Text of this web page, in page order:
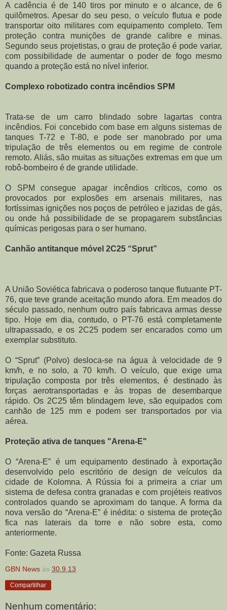
A cadência é de 140 tiros por minuto e o alcance, de 6
quilômetros. Apesar do seu peso, o veículo flutua e pode
transportar oito militares com equipamento completo. Tem
proteção contra munições de grande calibre e minas.
Segundo seus projetistas, o grau de proteção é pode variar,
com possibilidade de aumentar o poder de fogo mesmo
quando a proteção está no nível inferior.
Complexo robotizado contra incêndios SPM
Trata-se de um carro blindado sobre lagartas contra
incêndios. Foi concebido com base em alguns sistemas de
tanques T-72 e T-80, e pode ser manobrado por uma
tripulação de três elementos ou em regime de controle
remoto. Aliás, são muitas as situações extremas em que um
robô-bombeiro é de grande utilidade.
O SPM consegue apagar incêndios críticos, como os
provocados por explosões em arsenais militares, nas
fortíssimas ignições nos poços de petróleo e jazidas de gás,
ou onde há possibilidade de se propagarem substâncias
químicas perigosas para o ser humano.
Canhão antitanque móvel 2C25 “Sprut”
A União Soviética fabricava o poderoso tanque flutuante PT-
76, que teve grande aceitação mundo afora. Em meados do
século passado, nenhum outro país fabricava armas desse
tipo. Hoje em dia, contudo, o PT-76 está completamente
ultrapassado, e os 2C25 podem ser encarados como um
exemplar substituto.
O “Sprut” (Polvo) desloca-se na água à velocidade de 9
km/h, e no solo, a 70 km/h. O veículo, que exige uma
tripulação composta por três elementos, é destinado às
forças aerotransportadas e às tropas de desembarque
rápido. Os 2C25 têm blindagem leve, são equipados com
canhão de 125 mm e podem ser transportados por via
aérea.
Proteção ativa de tanques "Arena-E"
O “Arena-E” é um equipamento destinado à exportação
desenvolvido pelo escritório de design de veículos da
cidade de Kolomna. A Rússia foi a primeira a criar um
sistema de defesa contra granadas e com projéteis reativos
controlados quando se aproximam do tanque. A forma da
nova versão do “Arena-E” é inédita: o sistema de proteção
fica nas laterais da torre e não sobre esta, como
anteriormente.
Fonte: Gazeta Russa
GBN News às 30.9.13
Compartilhar
Nenhum comentário: